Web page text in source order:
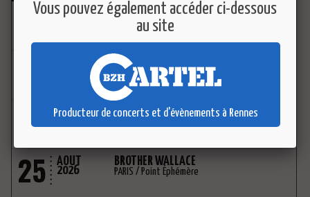
08 AOUT BEN L'ONCLE SOUL
CREST / Crest Jazz Festival
THE SPITFIRES
BORDEAUX / Festival Relache
21 AOUT
2026
THE SPITFIRES
BRÉAL SOUS MONTFORT / Festival du Roi Arthur
25 AOUT
2026
BROTHER WALLACE
PARIS / Point Éphémère
Vous pouvez également accéder ci-dessous
au site
Producteur de concerts et d'évènements à Rennes